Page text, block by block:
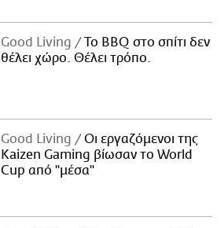
Good Living
Το BBQ στο σπίτι δεν
θέλει χώρο. Θέλει τρόπο.
Good Living
Οι εργαζόμενοι της
Kaizen Gaming βίωσαν το World
Cup από "μέσα"